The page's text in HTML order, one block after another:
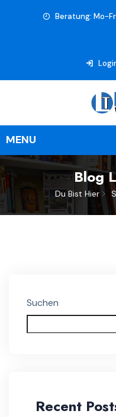
Beratung: Mo-Fr
Blog
Du Bist Hier
Suchen
Recent